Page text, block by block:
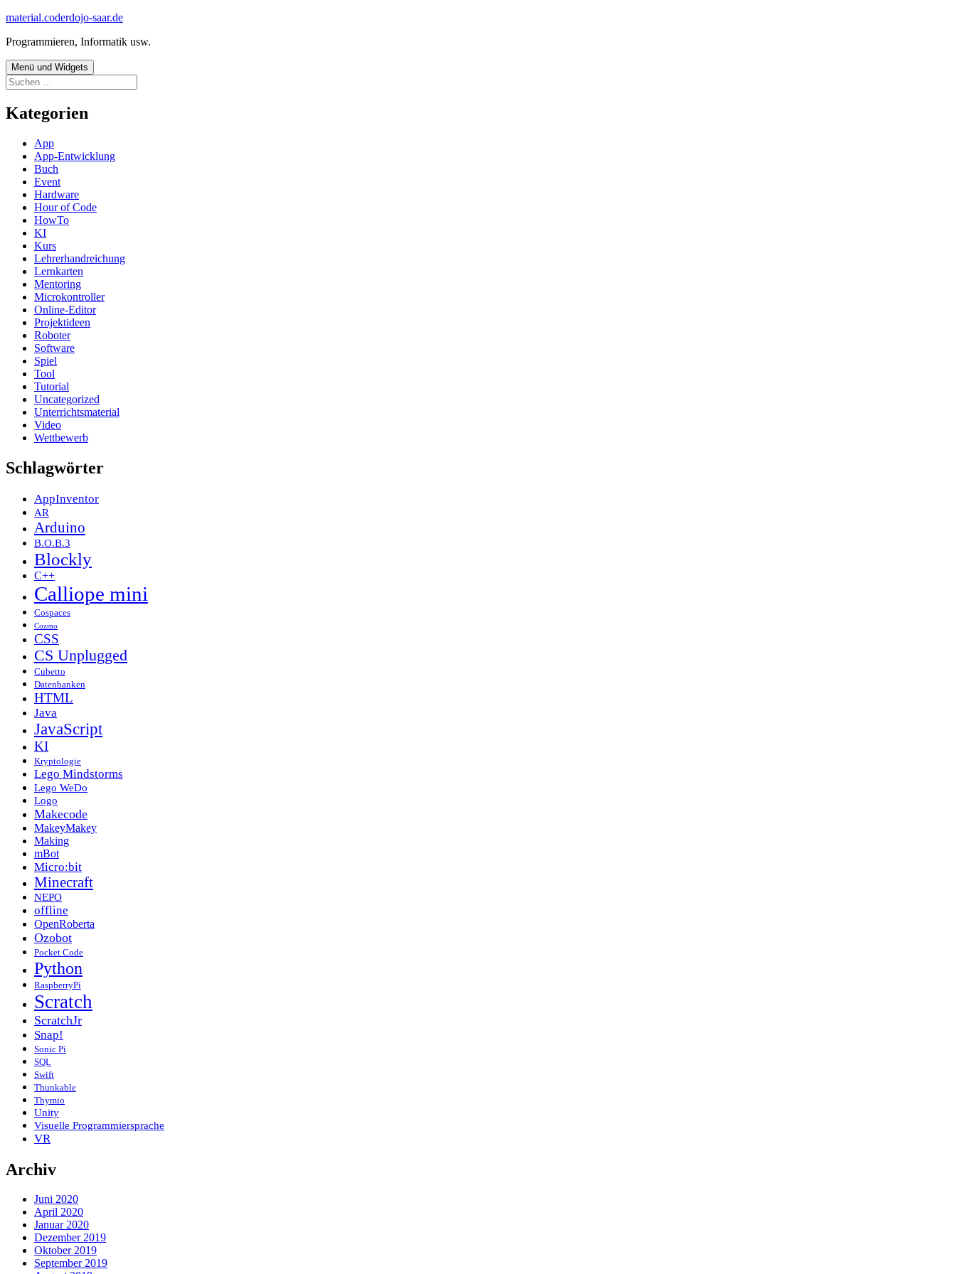
Zum
springen
material.coderdojo-saar.de
Programmieren, Informatik usw.
Menü und Widgets
Suchen
nach:
Kategorien
App
App-Entwicklung
Buch
Event
Hardware
Hour of Code
HowTo
KI
Kurs
Lehrerhandreichung
Lernkarten
Mentoring
Microkontroller
Online-Editor
Projektideen
Roboter
Software
Spiel
Tool
Tutorial
Uncategorized
Unterrichtsmaterial
Video
Wettbewerb
Schlagwörter
AppInventor
AR
Arduino
B.O.B.3
Blockly
C++
Calliope mini
Cospaces
Cozmo
CSS
CS Unplugged
Cubetto
Datenbanken
HTML
Java
JavaScript
KI
Kryptologie
Lego Mindstorms
Lego WeDo
Logo
Makecode
MakeyMakey
Making
mBot
Micro:bit
Minecraft
NEPO
offline
OpenRoberta
Ozobot
Pocket Code
Python
RaspberryPi
Scratch
ScratchJr
Snap!
Sonic Pi
SQL
Swift
Thunkable
Thymio
Unity
Visuelle Programmiersprache
VR
Archiv
Juni 2020
April 2020
Januar 2020
Dezember 2019
Oktober 2019
September 2019